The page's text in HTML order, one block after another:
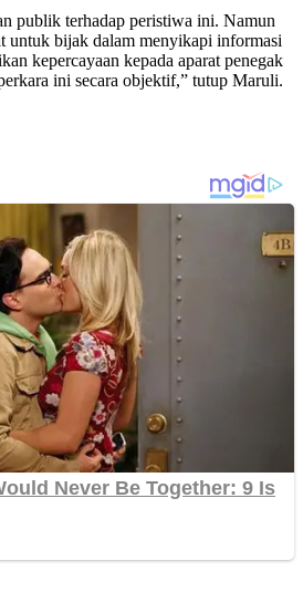
publik terhadap peristiwa ini. Namun
untuk bijak dalam menyikapi informasi
kepercayaan kepada aparat penegak
ini secara objektif,” tutup Maruli.